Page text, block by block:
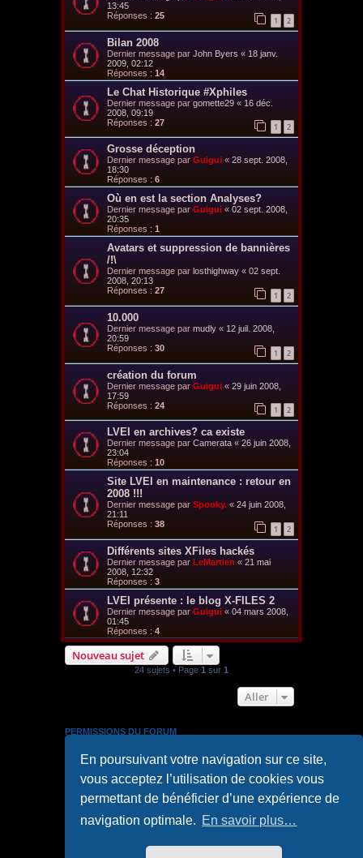
En poursuivant votre navigation sur ce site,
vous acceptez l’utilisation de cookies vous
permettant de bénéficier d’une expérience de
navigation optimale. En savoir plus…
13:45
Réponses : 25 1 2
Bilan 2008
Dernier message par John Byers « 18 janv.
2009, 02:12
Réponses : 14
Le Chat Historique #Xphiles
Dernier message par gomette29 « 16 déc.
2008, 09:19
Réponses : 27 1 2
Grosse déception
Dernier message par Guigui « 28 sept. 2008,
18:30
Réponses : 6
Où en est la section Analyses?
Dernier message par Guigui « 02 sept. 2008,
20:35
Réponses : 1
Avatars et suppression de bannières
/!\
Dernier message par losthighway « 02 sept.
2008, 20:13
Réponses : 27 1 2
10.000
Dernier message par mudly « 12 juil. 2008,
20:59
Réponses : 30 1 2
création du forum
Dernier message par Guigui « 29 juin 2008,
17:59
Réponses : 24 1 2
LVEI en archives? ca existe
Dernier message par Camerata « 26 juin 2008,
23:04
Réponses : 10
Site LVEI en maintenance : retour en
2008 !!!
Dernier message par Spooky. « 24 juin 2008,
21:11
Réponses : 38 1 2
Différents sites XFiles hackés
Dernier message par LeMartien « 21 mai
2008, 12:32
Réponses : 3
LVEI présente : le blog X-FILES 2
Dernier message par Guigui « 04 mars 2008,
01:45
Réponses : 4
Nouveau sujet
24 sujets • Page 1 sur 1
Aller
PERMISSIONS DU FORUM
forum
ne pouvez pas
répondre aux sujets dans ce forum
Vousne pouvez pasmodifier vos messages dans ce
Vousne pouvez passupprimer vos messages dans ce
Vousne pouvez pastransférer de pièces jointes dans ce